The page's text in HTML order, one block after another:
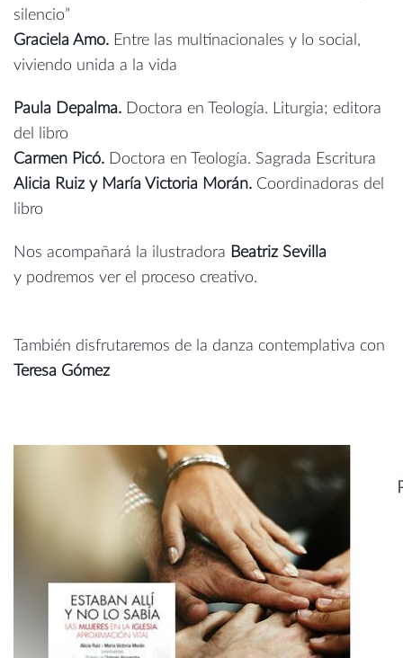
silencio”
Graciela Amo. Entre las multinacionales y lo social,
viviendo unida a la vida
Paula Depalma. Doctora en Teología. Liturgia; editora
del libro
Carmen Picó. Doctora en Teología. Sagrada Escritura
Alicia Ruiz y María Victoria Morán. Coordinadoras del
libro
Nos acompañará la ilustradora Beatriz Sevilla
y podremos ver el proceso creativo.
También disfrutaremos de la danza contemplativa con
Teresa Gómez